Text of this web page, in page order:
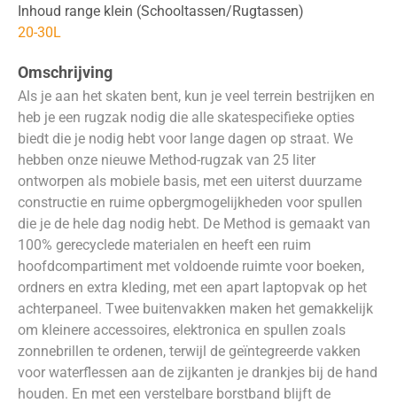
Inhoud range klein (Schooltassen/Rugtassen)
20-30L
Omschrijving
Als je aan het skaten bent, kun je veel terrein bestrijken en
heb je een rugzak nodig die alle skatespecifieke opties
biedt die je nodig hebt voor lange dagen op straat. We
hebben onze nieuwe Method-rugzak van 25 liter
ontworpen als mobiele basis, met een uiterst duurzame
constructie en ruime opbergmogelijkheden voor spullen
die je de hele dag nodig hebt. De Method is gemaakt van
100% gerecyclede materialen en heeft een ruim
hoofdcompartiment met voldoende ruimte voor boeken,
ordners en extra kleding, met een apart laptopvak op het
achterpaneel. Twee buitenvakken maken het gemakkelijk
om kleinere accessoires, elektronica en spullen zoals
zonnebrillen te ordenen, terwijl de geïntegreerde vakken
voor waterflessen aan de zijkanten je drankjes bij de hand
houden. En met een verstelbare borstband blijft de